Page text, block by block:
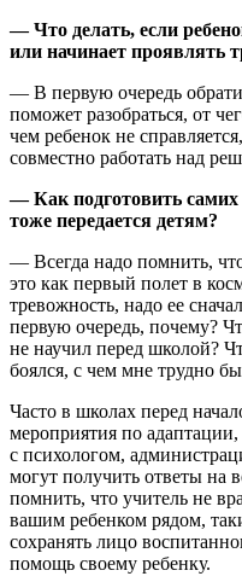
— Что делать, если
или начинает проявлять
— В первую очередь
поможет разобраться, от
чем ребенок не
совместно работать над
— Как подготовить самих
тоже передается детям?
— Всегда надо помнить,
это как первый полет в
тревожность, надо ее
первую очередь, почему?
не научил перед школой?
боялся, с чем мне трудно
Часто в школах перед
мероприятия по
с психологом,
могут получить ответы
помнить, что учитель не
вашим ребенком рядом,
сохранять лицо
помощь своему ребенку.